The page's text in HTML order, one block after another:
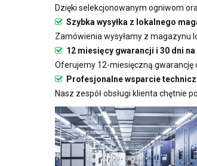
Dzięki selekcjonowanym ogniwom
Szybka wysyłka z lokalnego
Zamówienia wysyłamy z magazynu
12 miesięcy gwarancji i 30 dni
Oferujemy 12-miesięczną gwarancję
Profesjonalne wsparcie
Nasz zespół obsługi klienta chętnie